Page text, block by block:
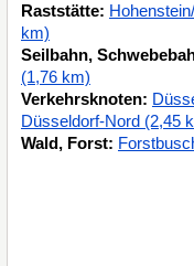
Raststätte:
km)
Seilbahn,
(1,76 km)
Verkehrsknoten:
Düsseldorf-Nord (2,45
Wald, Forst: